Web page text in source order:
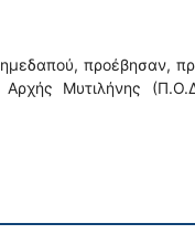
προέβησαν,
Αρχής Μυτιλήνης